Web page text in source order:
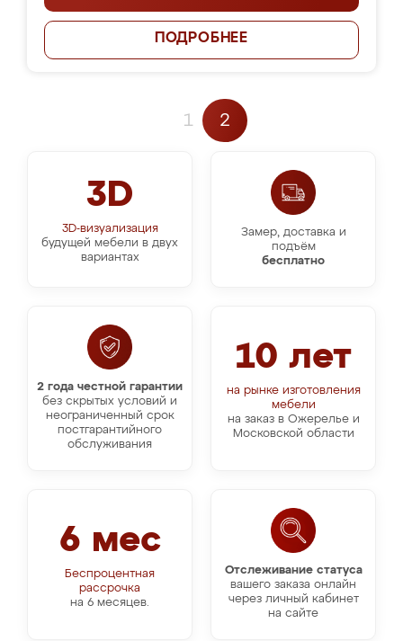
ПОДРОБНЕЕ
1 2
3D
3D-визуализация
будущей мебели в двух
вариантах
Замер, доставка и
подъём
бесплатно
10 лет
на рынке изготовления
мебели
на заказ в Ожерелье и
Московской области
2 года честной гарантии
без скрытых условий и
неограниченный срок
постгарантийного
обслуживания
Отслеживание статуса
вашего заказа онлайн
через личный кабинет
на сайте
6 мес
Беспроцентная
рассрочка
на 6 месяцев.